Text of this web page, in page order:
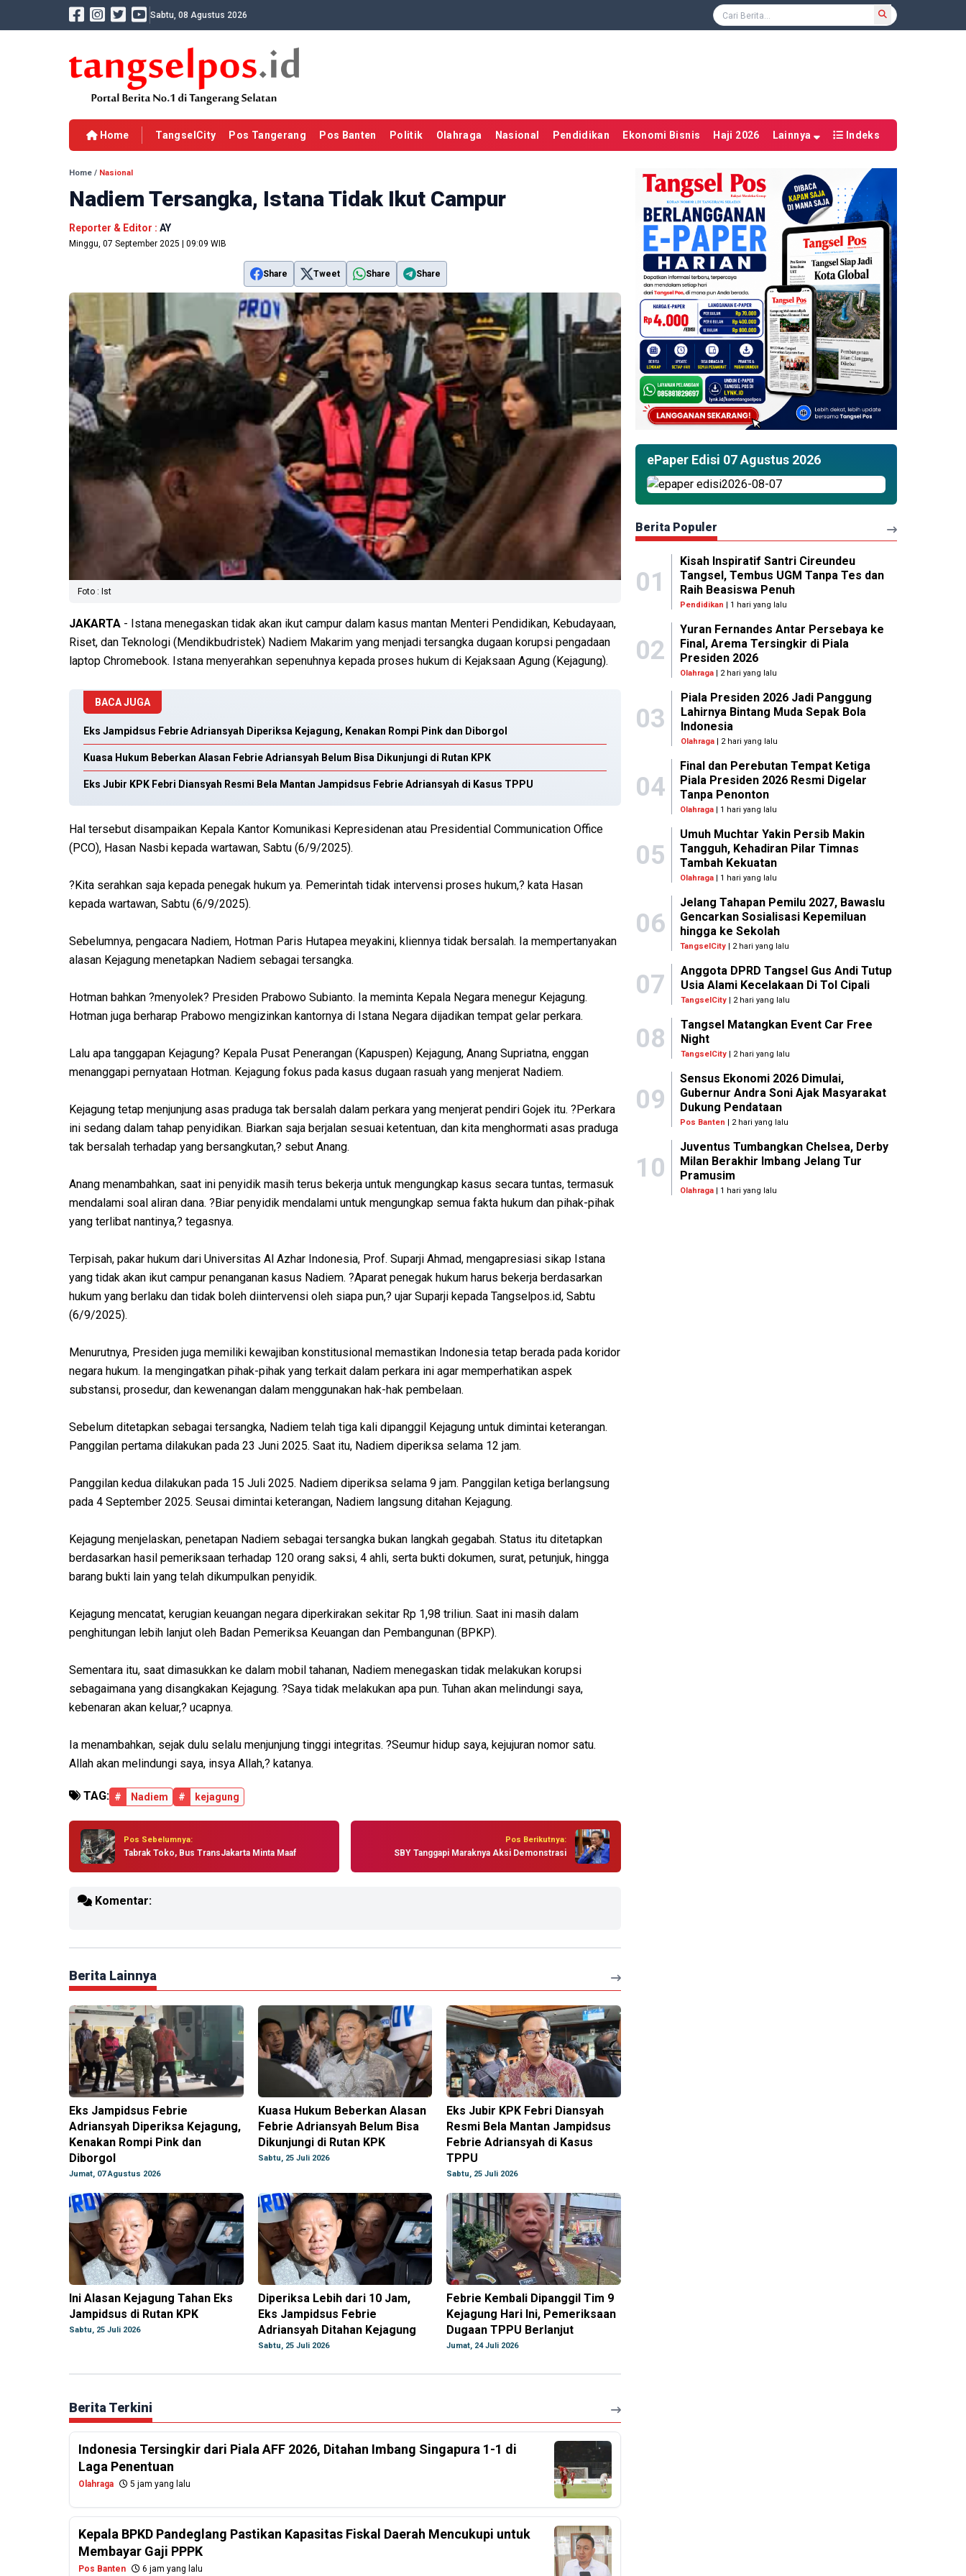
Sabtu, 08 Agustus 2026
Home TangselCity Pos Tangerang Pos Banten Politik Olahraga Nasional Pendidikan Ekonomi Bisnis Haji 2026 Lainnya Indeks
Home / Nasional
Nadiem Tersangka, Istana Tidak Ikut Campur
Reporter & Editor : AY
Minggu, 07 September 2025 | 09:09 WIB
Share Tweet Share Share
Foto : Ist
JAKARTA - Istana menegaskan tidak akan ikut campur dalam kasus mantan Menteri Pendidikan, Kebudayaan,
Riset, dan Teknologi (Mendikbudristek) Nadiem Makarim yang menjadi tersangka dugaan korupsi pengadaan
laptop Chromebook. Istana menyerahkan sepenuhnya kepada proses hukum di Kejaksaan Agung (Kejagung).
BACA JUGA
Eks Jampidsus Febrie Adriansyah Diperiksa Kejagung, Kenakan Rompi Pink dan Diborgol
Kuasa Hukum Beberkan Alasan Febrie Adriansyah Belum Bisa Dikunjungi di Rutan KPK
Eks Jubir KPK Febri Diansyah Resmi Bela Mantan Jampidsus Febrie Adriansyah di Kasus TPPU
Hal tersebut disampaikan Kepala Kantor Komunikasi Kepresidenan atau Presidential Communication Office
(PCO), Hasan Nasbi kepada wartawan, Sabtu (6/9/2025).
?Kita serahkan saja kepada penegak hukum ya. Pemerintah tidak intervensi proses hukum,? kata Hasan
kepada wartawan, Sabtu (6/9/2025).
Sebelumnya, pengacara Nadiem, Hotman Paris Hutapea meyakini, kliennya tidak bersalah. Ia mempertanyakan
alasan Kejagung menetapkan Nadiem sebagai tersangka.
Hotman bahkan ?menyolek? Presiden Prabowo Subianto. Ia meminta Kepala Negara menegur Kejagung.
Hotman juga berharap Prabowo mengizinkan kantornya di Istana Negara dijadikan tempat gelar perkara.
Lalu apa tanggapan Kejagung? Kepala Pusat Penerangan (Kapuspen) Kejagung, Anang Supriatna, enggan
menanggapi pernyataan Hotman. Kejagung fokus pada kasus dugaan rasuah yang menjerat Nadiem.
Kejagung tetap menjunjung asas praduga tak bersalah dalam perkara yang menjerat pendiri Gojek itu. ?Perkara
ini sedang dalam tahap penyidikan. Biarkan saja berjalan sesuai ketentuan, dan kita menghormati asas praduga
tak bersalah terhadap yang bersangkutan,? sebut Anang.
Anang menambahkan, saat ini penyidik masih terus bekerja untuk mengungkap kasus secara tuntas, termasuk
mendalami soal aliran dana. ?Biar penyidik mendalami untuk mengungkap semua fakta hukum dan pihak-pihak
yang terlibat nantinya,? tegasnya.
Terpisah, pakar hukum dari Universitas Al Azhar Indonesia, Prof. Suparji Ahmad, mengapresiasi sikap Istana
yang tidak akan ikut campur penanganan kasus Nadiem. ?Aparat penegak hukum harus bekerja berdasarkan
hukum yang berlaku dan tidak boleh diintervensi oleh siapa pun,? ujar Suparji kepada Tangselpos.id, Sabtu
(6/9/2025).
Menurutnya, Presiden juga memiliki kewajiban konstitusional memastikan Indonesia tetap berada pada koridor
negara hukum. Ia mengingatkan pihak-pihak yang terkait dalam perkara ini agar memperhatikan aspek
substansi, prosedur, dan kewenangan dalam menggunakan hak-hak pembelaan.
Sebelum ditetapkan sebagai tersangka, Nadiem telah tiga kali dipanggil Kejagung untuk dimintai keterangan.
Panggilan pertama dilakukan pada 23 Juni 2025. Saat itu, Nadiem diperiksa selama 12 jam.
Panggilan kedua dilakukan pada 15 Juli 2025. Nadiem diperiksa selama 9 jam. Panggilan ketiga berlangsung
pada 4 September 2025. Seusai dimintai keterangan, Nadiem langsung ditahan Kejagung.
Kejagung menjelaskan, penetapan Nadiem sebagai tersangka bukan langkah gegabah. Status itu ditetapkan
berdasarkan hasil pemeriksaan terhadap 120 orang saksi, 4 ahli, serta bukti dokumen, surat, petunjuk, hingga
barang bukti lain yang telah dikumpulkan penyidik.
Kejagung mencatat, kerugian keuangan negara diperkirakan sekitar Rp 1,98 triliun. Saat ini masih dalam
penghitungan lebih lanjut oleh Badan Pemeriksa Keuangan dan Pembangunan (BPKP).
Sementara itu, saat dimasukkan ke dalam mobil tahanan, Nadiem menegaskan tidak melakukan korupsi
sebagaimana yang disangkakan Kejagung. ?Saya tidak melakukan apa pun. Tuhan akan melindungi saya,
kebenaran akan keluar,? ucapnya.
Ia menambahkan, sejak dulu selalu menjunjung tinggi integritas. ?Seumur hidup saya, kejujuran nomor satu.
Allah akan melindungi saya, insya Allah,? katanya.
TAG: # Nadiem # kejagung
Pos Sebelumnya:
Tabrak Toko, Bus TransJakarta Minta Maaf
Pos Berikutnya:
SBY Tanggapi Maraknya Aksi Demonstrasi
Komentar:
Berita Lainnya
Eks Jampidsus Febrie
Adriansyah Diperiksa Kejagung,
Kenakan Rompi Pink dan
Diborgol
Jumat, 07 Agustus 2026
Kuasa Hukum Beberkan Alasan
Febrie Adriansyah Belum Bisa
Dikunjungi di Rutan KPK
Sabtu, 25 Juli 2026
Eks Jubir KPK Febri Diansyah
Resmi Bela Mantan Jampidsus
Febrie Adriansyah di Kasus
TPPU
Sabtu, 25 Juli 2026
Ini Alasan Kejagung Tahan Eks
Jampidsus di Rutan KPK
Sabtu, 25 Juli 2026
Diperiksa Lebih dari 10 Jam,
Eks Jampidsus Febrie
Adriansyah Ditahan Kejagung
Sabtu, 25 Juli 2026
Febrie Kembali Dipanggil Tim 9
Kejagung Hari Ini, Pemeriksaan
Dugaan TPPU Berlanjut
Jumat, 24 Juli 2026
Berita Terkini
Indonesia Tersingkir dari Piala AFF 2026, Ditahan Imbang Singapura 1-1 di
Laga Penentuan
Olahraga 5 jam yang lalu
Kepala BPKD Pandeglang Pastikan Kapasitas Fiskal Daerah Mencukupi untuk
Membayar Gaji PPPK
Pos Banten 6 jam yang lalu
ePaper Edisi 07 Agustus 2026
Berita Populer
01
Kisah Inspiratif Santri Cireundeu
Tangsel, Tembus UGM Tanpa Tes dan
Raih Beasiswa Penuh
Pendidikan | 1 hari yang lalu
02
Yuran Fernandes Antar Persebaya ke
Final, Arema Tersingkir di Piala
Presiden 2026
Olahraga | 2 hari yang lalu
03
Piala Presiden 2026 Jadi Panggung
Lahirnya Bintang Muda Sepak Bola
Indonesia
Olahraga| 2 hari yang lalu
04
Final dan Perebutan Tempat Ketiga
Piala Presiden 2026 Resmi Digelar
Tanpa Penonton
Olahraga | 1 hari yang lalu
05
Umuh Muchtar Yakin Persib Makin
Tangguh, Kehadiran Pilar Timnas
Tambah Kekuatan
Olahraga | 1 hari yang lalu
06
Jelang Tahapan Pemilu 2027, Bawaslu
Gencarkan Sosialisasi Kepemiluan
hingga ke Sekolah
TangselCity | 2 hari yang lalu
07
Anggota DPRD Tangsel Gus Andi Tutup
Usia Alami Kecelakaan Di Tol Cipali
TangselCity| 2 hari yang lalu
08
Tangsel Matangkan Event Car Free
Night
TangselCity| 2 hari yang lalu
09
Sensus Ekonomi 2026 Dimulai,
Gubernur Andra Soni Ajak Masyarakat
Dukung Pendataan
Pos Banten | 2 hari yang lalu
10
Juventus Tumbangkan Chelsea, Derby
Milan Berakhir Imbang Jelang Tur
Pramusim
Olahraga | 1 hari yang lalu